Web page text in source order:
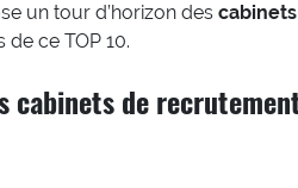
un tour d’horizon des
de ce TOP 10.
cabinets de